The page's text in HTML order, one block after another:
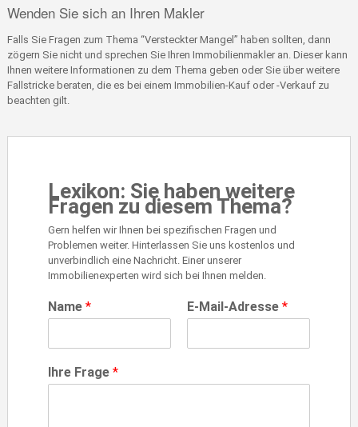
Wenden Sie sich an Ihren Makler
Falls Sie Fragen zum Thema “Versteckter Mangel” haben sollten, dann
zögern Sie nicht und sprechen Sie Ihren Immobilienmakler an. Dieser kann
Ihnen weitere Informationen zu dem Thema geben oder Sie über weitere
Fallstricke beraten, die es bei einem Immobilien-Kauf oder -Verkauf zu
beachten gilt.
Lexikon: Sie haben weitere
Fragen zu diesem Thema?
Gern helfen wir Ihnen bei spezifischen Fragen und
Problemen weiter. Hinterlassen Sie uns kostenlos und
unverbindlich eine Nachricht. Einer unserer
Immobilienexperten wird sich bei Ihnen melden.
Name* E-Mail-Adresse *
Ihre Frage*